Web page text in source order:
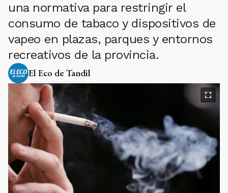
una normativa para restringir el
consumo de tabaco y dispositivos de
vapeo en plazas, parques y entornos
recreativos de la provincia.
El Eco de Tandil